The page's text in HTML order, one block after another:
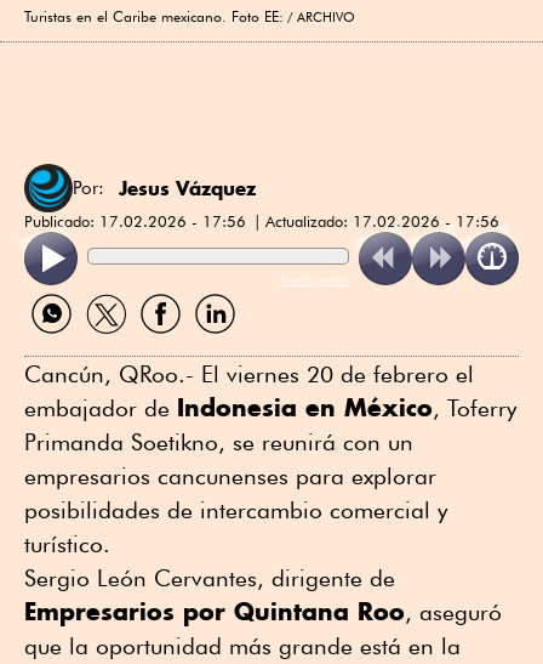
Turistas en el Caribe mexicano. Foto EE: ARCHIVO
Por: Jesus Vázquez
Publicado: 17.02.2026 - 17:56 Actualizado: 17.02.2026 - 17:56
ReadSpeaker
Compartir
por
Compartir
por
Compartir
por
Compartir
por
Cancún, QRoo.- El viernes 20 de febrero el
embajador de Indonesia en México, Toferry
Primanda Soetikno, se reunirá con un
empresarios cancunenses para explorar
posibilidades de intercambio comercial y
turístico.
Sergio León Cervantes, dirigente de
Empresarios por Quintana Roo, aseguró
que la oportunidad más grande está en la